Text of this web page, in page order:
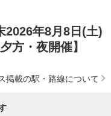
2026年8月8日(土)
方・夜開催】
掲載の駅・路線について